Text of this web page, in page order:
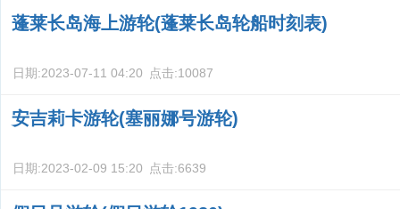
蓬莱长岛海上游轮(蓬莱长岛轮船时刻表)
日期:2023-07-11 04:20 点击:10087
安吉莉卡游轮(塞丽娜号游轮)
日期:2023-02-09 15:20 点击:6639